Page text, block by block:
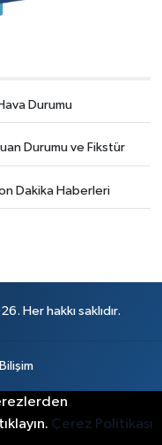
Durumu
Durumu ve Fikstür
Dakika Haberleri
Her hakkı saklıdır.
Çerez Politikası